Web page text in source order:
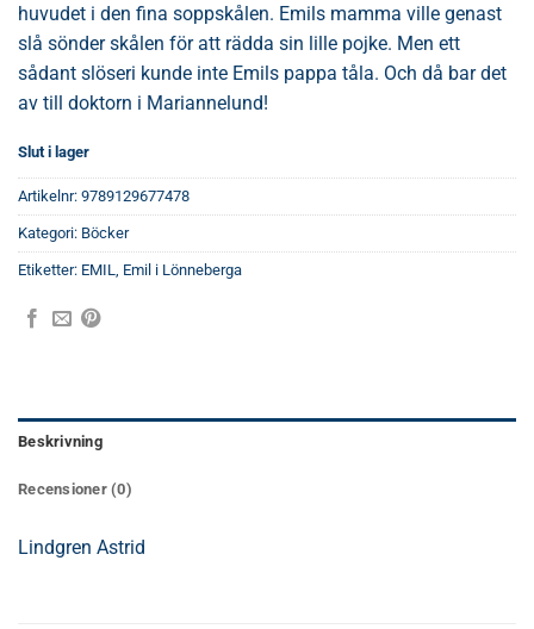
huvudet i den fina soppskålen. Emils mamma ville genast
slå sönder skålen för att rädda sin lille pojke. Men ett
sådant slöseri kunde inte Emils pappa tåla. Och då bar det
av till doktorn i Mariannelund!
Slut i lager
Artikelnr: 9789129677478
Kategori: Böcker
Etiketter: EMIL Emil i Lönneberga
Beskrivning
Recensioner (0)
Lindgren Astrid